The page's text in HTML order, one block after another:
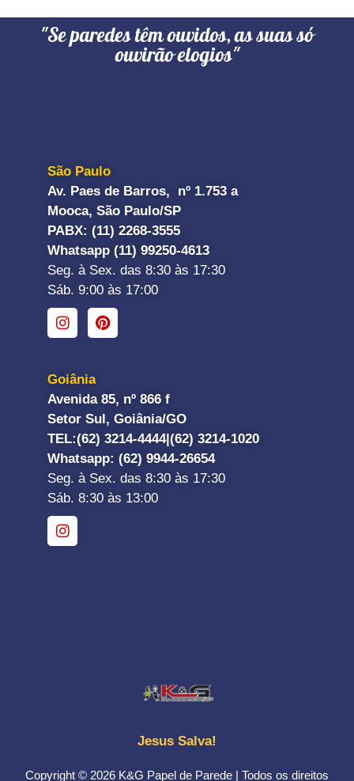
"Se paredes têm ouvidos, as suas só
ouvirão elogios"
São Paulo
Av. Paes de Barros, nº 1.753 a
Mooca, São Paulo/SP
PABX: (11) 2268-3555
Whatsapp (11) 99250-4613
Seg. à Sex. das 8:30 às 17:30
Sáb. 9:00 às 17:00
Goiânia
Avenida 85, nº 866 f
Setor Sul, Goiânia/GO
TEL:(62) 3214-4444|(62) 3214-1020
Whatsapp: (62) 9944-26654
Seg. à Sex. das 8:30 às 17:30
Sáb. 8:30 às 13:00
Jesus Salva!
Copyright © 2026 K&G Papel de Parede | Todos os direitos